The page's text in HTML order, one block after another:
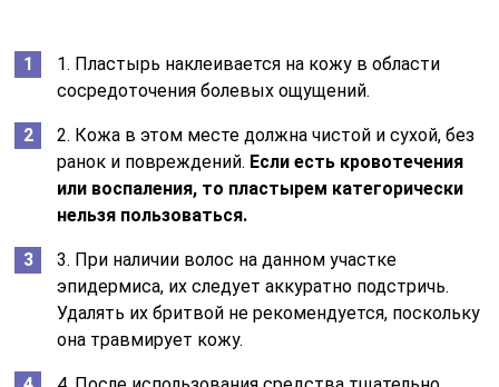
1. Пластырь наклеивается на кожу в области
сосредоточения болевых ощущений.
2. Кожа в этом месте должна чистой и сухой, без
ранок и повреждений. Если есть кровотечения
или воспаления, то пластырем категорически
нельзя пользоваться.
3. При наличии волос на данном участке
эпидермиса, их следует аккуратно подстричь.
Удалять их бритвой не рекомендуется, поскольку
она травмирует кожу.